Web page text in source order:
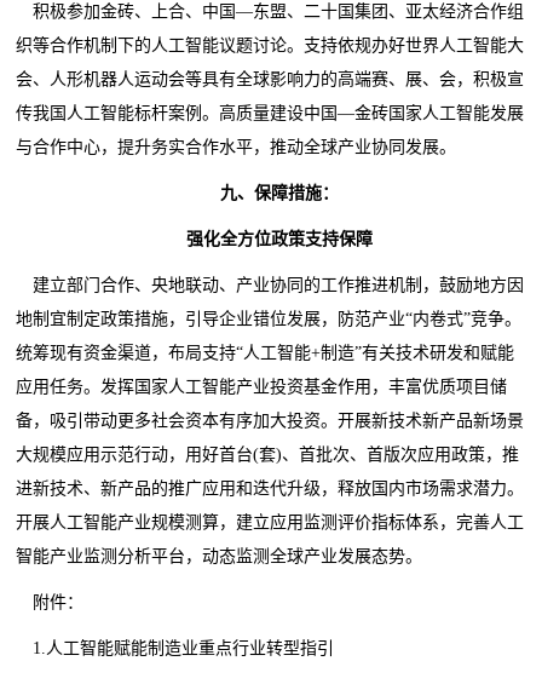
积极参加金砖、上合、中国—东盟、二十国集团、亚太经济合作组
织等合作机制下的人工智能议题讨论。支持依规办好世界人工智能大
会、人形机器人运动会等具有全球影响力的高端赛、展、会，积极宣
传我国人工智能标杆案例。高质量建设中国—金砖国家人工智能发展
与合作中心，提升务实合作水平，推动全球产业协同发展。
九、保障措施：
强化全方位政策支持保障
建立部门合作、央地联动、产业协同的工作推进机制，鼓励地方因
地制宜制定政策措施，引导企业错位发展，防范产业“内卷式”竞争。
统筹现有资金渠道，布局支持“人工智能+制造”有关技术研发和赋能
应用任务。发挥国家人工智能产业投资基金作用，丰富优质项目储
备，吸引带动更多社会资本有序加大投资。开展新技术新产品新场景
大规模应用示范行动，用好首台(套)、首批次、首版次应用政策，推
进新技术、新产品的推广应用和迭代升级，释放国内市场需求潜力。
开展人工智能产业规模测算，建立应用监测评价指标体系，完善人工
智能产业监测分析平台，动态监测全球产业发展态势。
附件：
1.人工智能赋能制造业重点行业转型指引